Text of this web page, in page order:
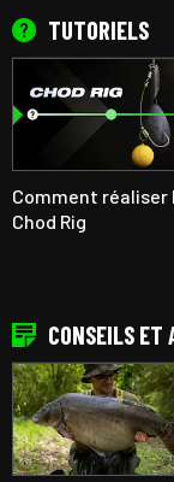
TUTORIELS
Comment réaliser
Chod Rig
CONSEILS ET